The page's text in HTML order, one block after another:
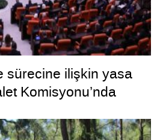
sürecine ilişkin yasa
Komisyonu’nda